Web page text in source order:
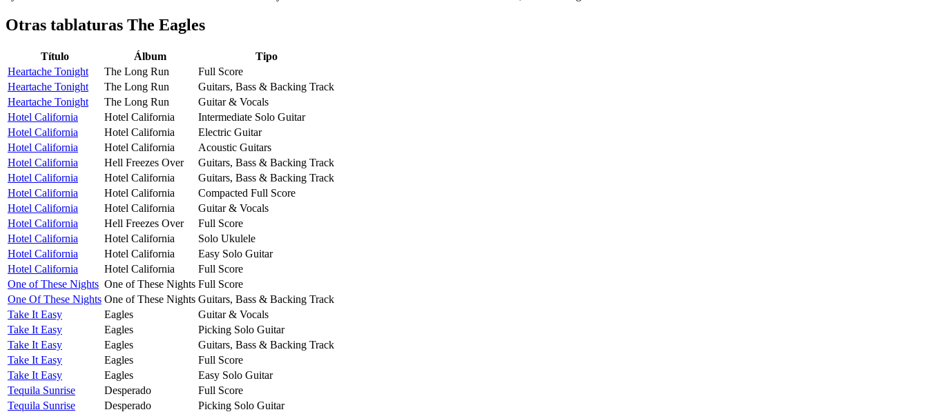
Otras tablaturas The Eagles
Título Álbum
Tipo
Heartache Tonight
The Long Run
Full Score
Heartache Tonight
The Long Run
Guitars, Bass & Backing Track
Heartache Tonight
The Long Run
Guitar & Vocals
Hotel California
Hotel California
Intermediate Solo Guitar
Hotel California
Hotel California
Electric Guitar
Hotel California
Hotel California
Acoustic Guitars
Hotel California
Hell Freezes Over
Guitars, Bass & Backing Track
Hotel California
Hotel California
Guitars, Bass & Backing Track
Hotel California
Hotel California
Compacted Full Score
Hotel California
Hotel California
Guitar & Vocals
Hotel California
Hell Freezes Over
Full Score
Hotel California
Hotel California
Solo Ukulele
Hotel California
Hotel California
Easy Solo Guitar
Hotel California
Hotel California
Full Score
One of These Nights One of These Nights Full Score
One Of These Nights One of These Nights Guitars, Bass & Backing Track
Take It Easy
Eagles
Guitar & Vocals
Take It Easy
Eagles
Picking Solo Guitar
Take It Easy
Eagles
Guitars, Bass & Backing Track
Take It Easy
Eagles
Full Score
Take It Easy
Eagles
Easy Solo Guitar
Tequila Sunrise
Desperado
Full Score
Tequila Sunrise
Desperado
Picking Solo Guitar